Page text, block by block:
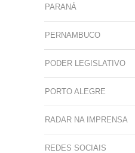
PARANÁ
PERNAMBUCO
PODER LEGISLATIVO
PORTO ALEGRE
RADAR NA IMPRENSA
REDES SOCIAIS